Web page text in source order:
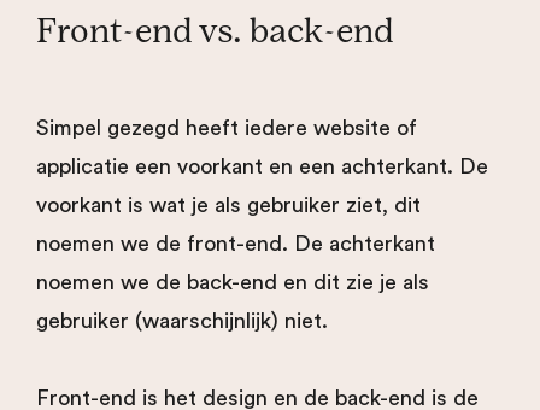
Front-end vs. back-end
Simpel gezegd heeft iedere website of
applicatie een voorkant en een achterkant. De
voorkant is wat je als gebruiker ziet, dit
noemen we de front-end. De achterkant
noemen we de back-end en dit zie je als
gebruiker (waarschijnlijk) niet.
Front-end is het design en de back-end is de